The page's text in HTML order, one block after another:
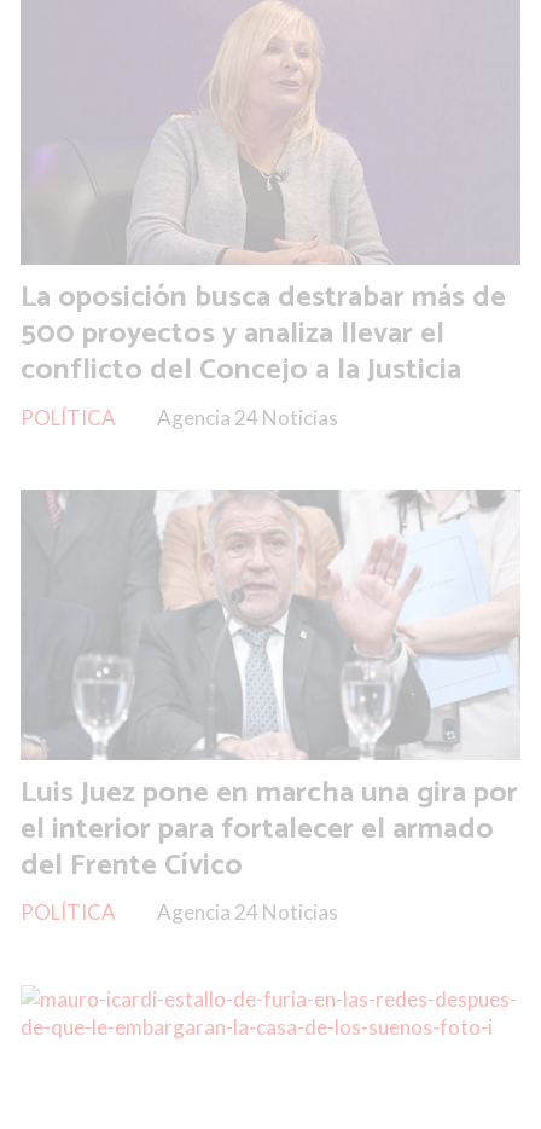
La oposición busca destrabar más de
500 proyectos y analiza llevar el
conflicto del Concejo a la Justicia
Agencia 24 Noticias
POLÍTICA
Luis Juez pone en marcha una gira por
el interior para fortalecer el armado
del Frente Cívico
Agencia 24 Noticias
POLÍTICA